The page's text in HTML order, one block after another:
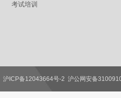
考试培训
沪ICP备12043664号-2 沪公网安备